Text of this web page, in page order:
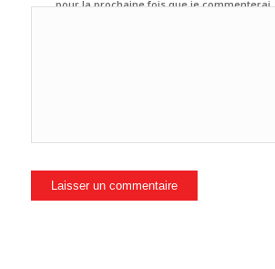
pour la prochaine fois que je commenterai.